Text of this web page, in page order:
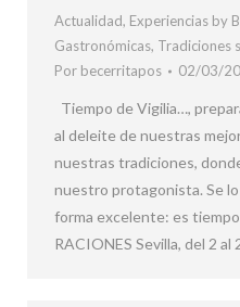
Actualidad, Experiencias by
Gastronómicas, Tradiciones
Por becerritapos 02/03/
Tiempo de Vigilia…,
al deleite de nuestras
nuestras tradiciones,
nuestro protagonista. Se
forma excelente: es
RACIONES Sevilla, del 2 al